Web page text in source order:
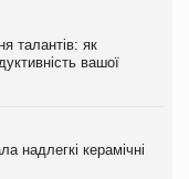
талантів: як
вашої
надлегкі керамічні